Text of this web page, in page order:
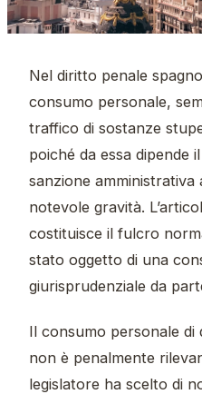
Nel diritto penale
consumo personale,
traffico di sostanze
poiché da essa dipende
sanzione amministrativa
notevole gravità.
costituisce il fulcro
stato oggetto di una
giurisprudenziale da
Il consumo personale
non è penalmente
legislatore ha scelto di